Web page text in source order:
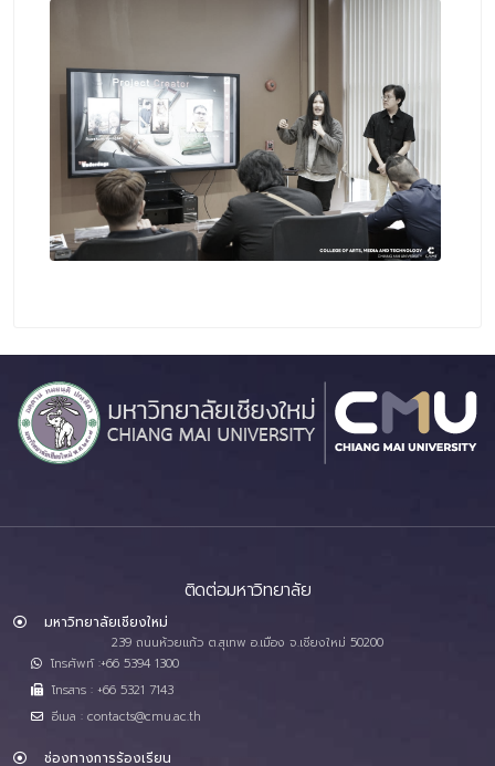
ติดต่อมหาวิทยาลัย
มหาวิทยาลัยเชียงใหม่
239 ถนนห้วยแก้ว ต.สุเทพ อ.เมือง จ.เชียงใหม่ 50200
โทรศัพท์ :+66 5394 1300
โทรสาร : +66 5321 7143
อีเมล : contacts@cmu.ac.th
ช่องทางการร้องเรียน